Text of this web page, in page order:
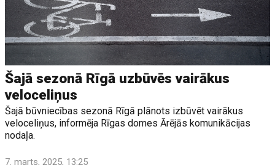
Šajā sezonā Rīgā uzbūvēs vairākus
veloceliņus
Šajā būvniecības sezonā Rīgā plānots izbūvēt vairākus
veloceliņus, informēja Rīgas domes Ārējās komunikācijas
nodaļa.
7. marts, 2025, 13:25